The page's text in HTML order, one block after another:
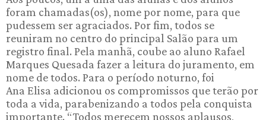
foram chamadas(os), nome por nome, para que
pudessem ser agraciados. Por fim, todos se
reuniram no centro do principal Salão para um
registro final. Pela manhã, coube ao aluno Rafael
Marques Quesada fazer a leitura do juramento, em
nome de todos. Para o período noturno, foi
Ana Elisa adicionou os compromissos que terão por
toda a vida, parabenizando a todos pela conquista
importante. “Todos merecem nossos aplausos,